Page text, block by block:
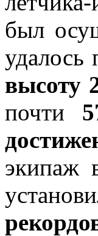
был
удалось
высоту
почти
экипаж